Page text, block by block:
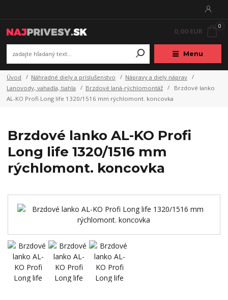
Menu
0
0,00 EUR
Úvod Náhradné diely a príslušenstvo
Nápravy a diely náprav
Lanovody, vahadla, tiahla
Brzdové laná-rýchlomontáž
Brzdové lanko
AL-KO Profi Long life 1320/1516 mm rýchlomont. koncovka
Brzdové lanko AL-KO Profi
Long life 1320/1516 mm
rýchlomont. koncovka